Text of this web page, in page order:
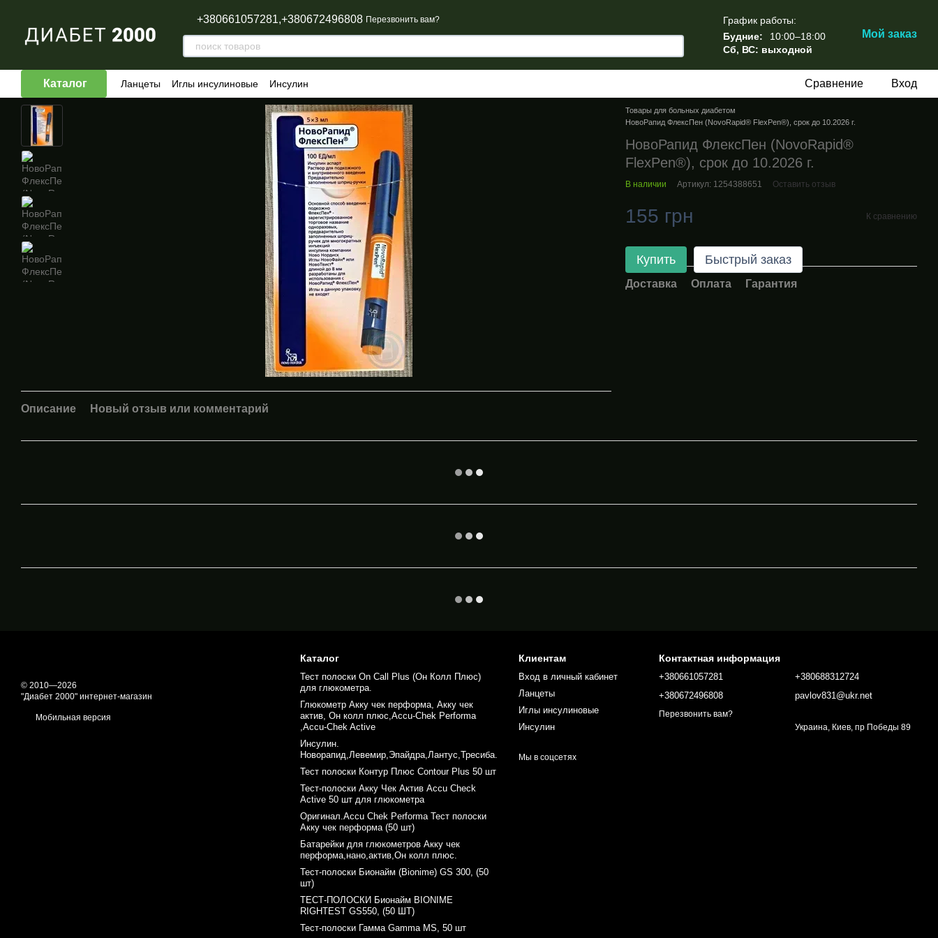
+380661057281,+380672496808 Перезвонить вам?
График работы:
Будние:
10:00–18:00
Сб, ВС: выходной
Мой заказ
Каталог Ланцеты Иглы инсулиновые Инсулин Сравнение Вход
Описание Новый отзыв или комментарий
Товары для больных диабетом
НовоРапид ФлексПен (NovoRapid® FlexPen®), срок до 10.2026 г.
НовоРапид ФлексПен (NovoRapid®
FlexPen®), срок до 10.2026 г.
В наличии Артикул: 1254388651 Оставить отзыв
155 грн К сравнению
Купить Быстрый заказ
Доставка Оплата Гарантия
© 2010—2026
"Диабет 2000" интернет-магазин
Мобильная версия
Каталог
Тест полоски On Call Plus (Он Колл Плюс)
для глюкометра.
Глюкометр Акку чек перформа, Акку чек
актив, Он колл плюс,Accu-Chek Performa
,Accu-Chek Active
Инсулин.
Новорапид,Левемир,Эпайдра,Лантус,Тресиба.
Тест полоски Контур Плюс Contour Plus 50 шт
Тест-полоски Акку Чек Актив Accu Check
Active 50 шт для глюкометра
Оригинал.Accu Chek Performa Тест полоски
Акку чек перформа (50 шт)
Батарейки для глюкометров Акку чек
перформа,нано,актив,Он колл плюс.
Тест-полоски Бионайм (Bionime) GS 300, (50
шт)
ТЕСТ-ПОЛОСКИ Бионайм BIONIME
RIGHTEST GS550, (50 ШТ)
Тест-полоски Гамма Gamma MS, 50 шт
Клиентам
Вход в личный кабинет
Ланцеты
Иглы инсулиновые
Инсулин
Мы в соцсетях
Контактная информация
+380661057281
+380672496808
Перезвонить вам?
+380688312724
pavlov831@ukr.net
Украина, Киев, пр Победы 89